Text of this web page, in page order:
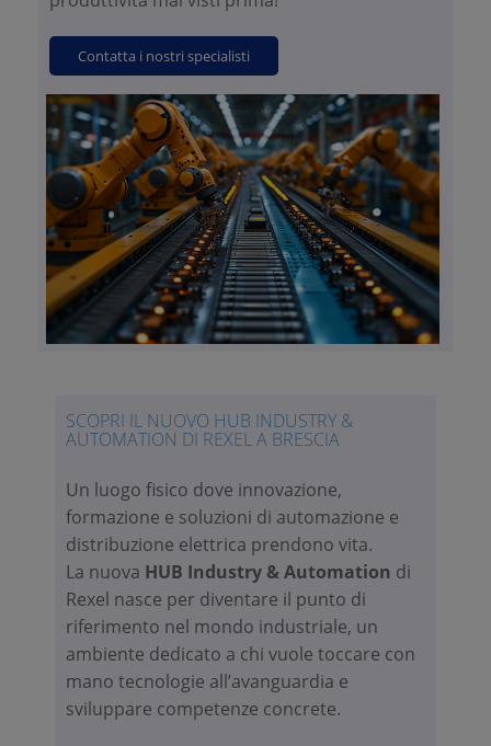
Contatta i nostri specialisti
SCOPRI IL NUOVO HUB INDUSTRY &
AUTOMATION DI REXEL A BRESCIA
Un luogo fisico dove innovazione,
formazione e soluzioni di automazione e
distribuzione elettrica prendono vita.
La nuova HUB Industry & Automation di
Rexel nasce per diventare il punto di
riferimento nel mondo industriale, un
ambiente dedicato a chi vuole toccare con
mano tecnologie all’avanguardia e
sviluppare competenze concrete.